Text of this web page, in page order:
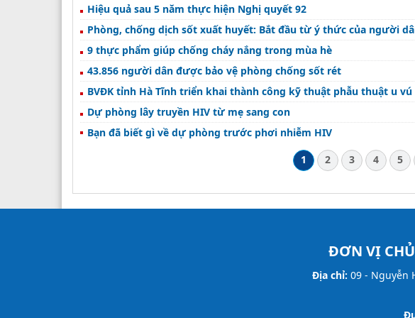
Hiệu quả sau 5 năm thực hiện Nghị quyết 92
Phòng, chống dịch sốt xuất huyết: Bắt đầu từ ý thức của người
9 thực phẩm giúp chống cháy nắng trong mùa hè
43.856 người dân được bảo vệ phòng chống sốt rét
BVĐK tỉnh Hà Tĩnh triển khai thành công kỹ thuật phẫu thuật u
Dự phòng lây truyền HIV từ mẹ sang con
Bạn đã biết gì về dự phòng trước phơi nhiễm HIV
1
2 3 4 5
ĐƠN VỊ
Địa chỉ: 09 - Nguyễn